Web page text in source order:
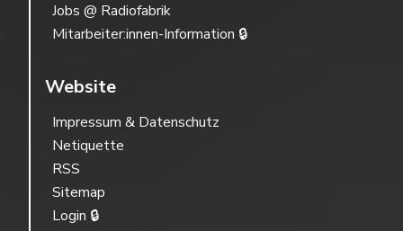
Jobs @ Radiofabrik
Mitarbeiter:innen-Information 🔒
Website
Impressum & Datenschutz
Netiquette
RSS
Sitemap
Login 🔒